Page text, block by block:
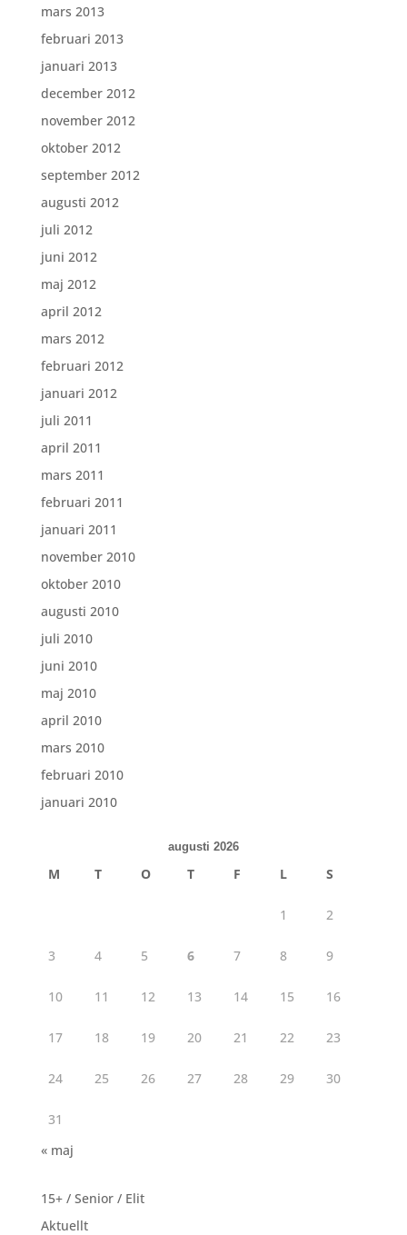
mars 2013
februari 2013
januari 2013
december 2012
november 2012
oktober 2012
september 2012
augusti 2012
juli 2012
juni 2012
maj 2012
april 2012
mars 2012
februari 2012
januari 2012
juli 2011
april 2011
mars 2011
februari 2011
januari 2011
november 2010
oktober 2010
augusti 2010
juli 2010
juni 2010
maj 2010
april 2010
mars 2010
februari 2010
januari 2010
augusti 2026
M T O T F L S
1 2
3 4 5 6 7 8 9
10 11 12 13 14 15 16
17 18 19 20 21 22 23
24 25 26 27 28 29 30
31
« maj
15+ / Senior / Elit
Aktuellt